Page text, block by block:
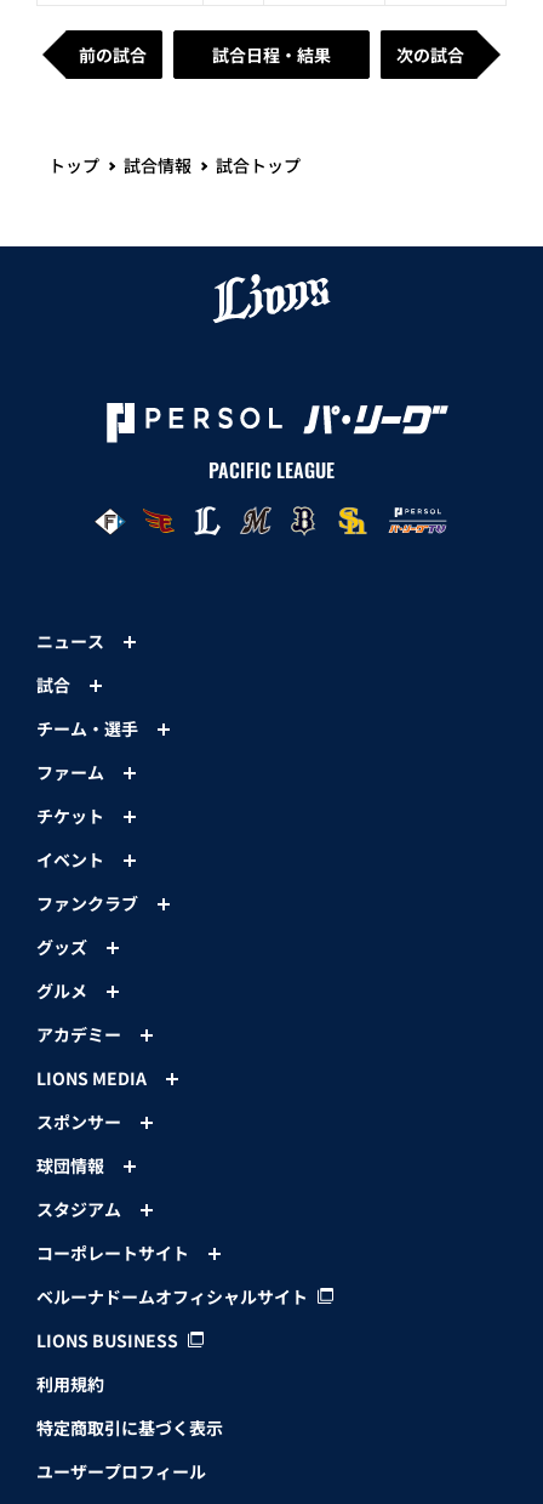
前の試合 試合日程・結果 次の試合
トップ 試合情報 試合トップ
PACIFIC LEAGUE
ニュース
試合
チーム・選手
ファーム
チケット
イベント
ファンクラブ
グッズ
グルメ
アカデミー
LIONS MEDIA
スポンサー
球団情報
スタジアム
コーポレートサイト
ベルーナドームオフィシャルサイト
LIONS BUSINESS
利用規約
特定商取引に基づく表示
ユーザープロフィール